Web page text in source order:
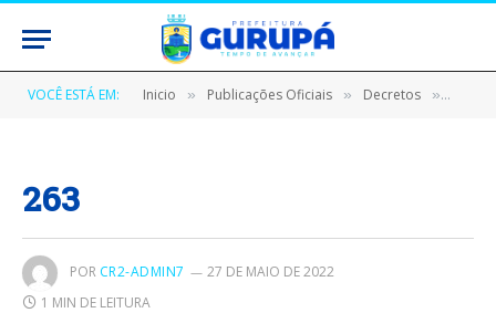
VOCÊ ESTÁ EM: Inicio » Publicações Oficiais » Decretos »
263
POR CR2-ADMIN7
27 DE MAIO DE 2022
1 MIN DE LEITURA